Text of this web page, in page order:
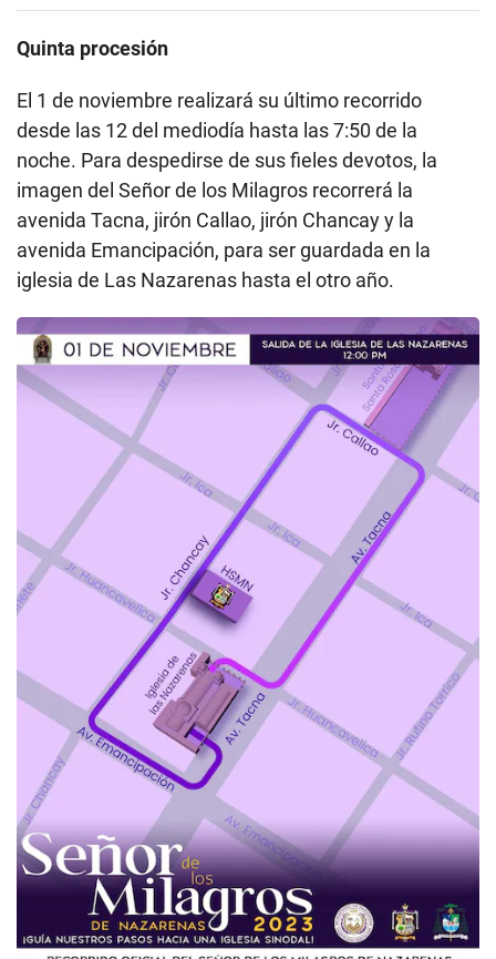
Quinta procesión
El 1 de noviembre realizará su último recorrido
desde las 12 del mediodía hasta las 7:50 de la
noche. Para despedirse de sus fieles devotos, la
imagen del Señor de los Milagros recorrerá la
avenida Tacna, jirón Callao, jirón Chancay y la
avenida Emancipación, para ser guardada en la
iglesia de Las Nazarenas hasta el otro año.